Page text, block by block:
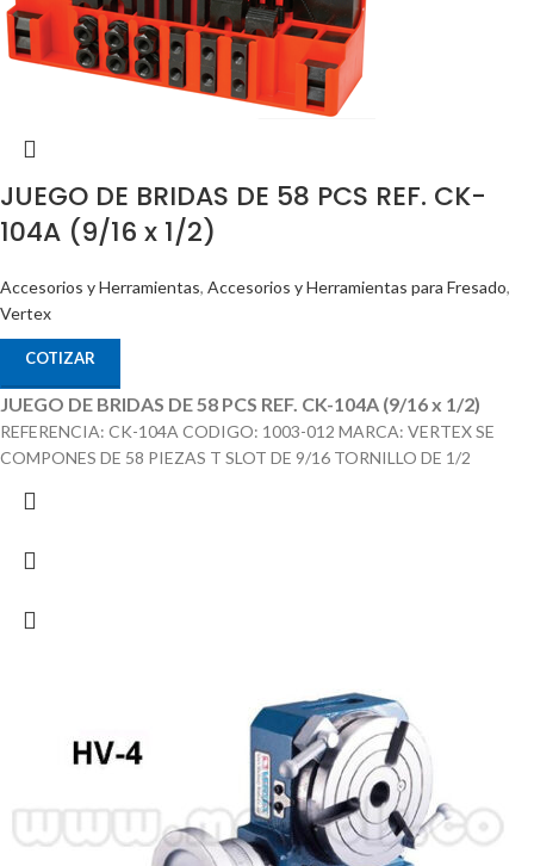
JUEGO DE BRIDAS DE 58 PCS REF. CK-
104A (9/16 x 1/2)
Accesorios y Herramientas, Accesorios y Herramientas para Fresado,
Vertex
COTIZAR
JUEGO DE BRIDAS DE 58 PCS REF. CK-104A (9/16 x 1/2)
REFERENCIA: CK-104A CODIGO: 1003-012 MARCA: VERTEX SE
COMPONES DE 58 PIEZAS T SLOT DE 9/16 TORNILLO DE 1/2